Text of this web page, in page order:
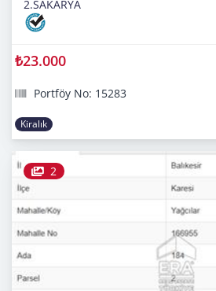
2.SAKARYA
₺23.000
Portföy No: 15283
Kiralık
2